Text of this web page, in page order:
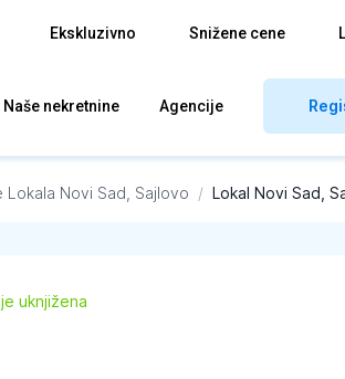
Ekskluzivno Snižene cene
Naše nekretnine Agencije
Lokala Novi Sad, Sajlovo / Lokal Novi Sad,
uknjižena